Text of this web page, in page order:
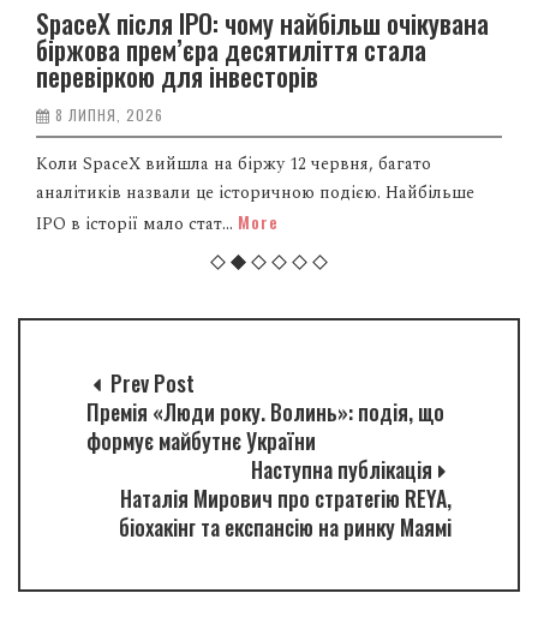
SpaceX після IPO: чому найбільш очікувана
біржова прем’єра десятиліття стала
перевіркою для інвесторів
8 ЛИПНЯ, 2026
Коли SpaceX вийшла на біржу 12 червня, багато
аналітиків назвали це історичною подією. Найбільше
IPO в історії мало стат... More
Prev Post
Премія «Люди року. Волинь»: подія, що
формує майбутнє України
Наступна публікація
Наталія Мирович про стратегію REYA,
біохакінг та експансію на ринку Маямі